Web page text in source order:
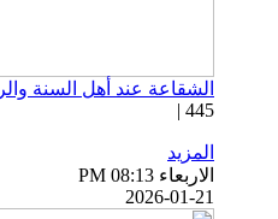
الشقاعة عند أهل السنة
445 |
المزيد
الاربعاء PM 08:13
2026-01-21